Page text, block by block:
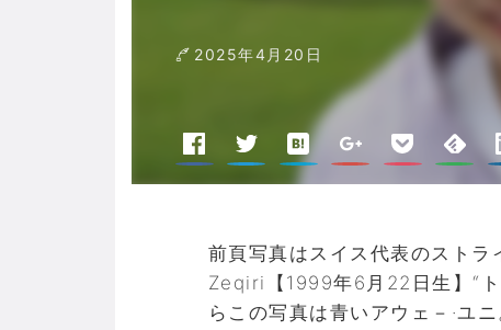
2025年4月20日
前頁写真はスイス代表のストラ
Zeqiri【1999年6月22日生】“
らこの写真は青いアウェ－·ユ